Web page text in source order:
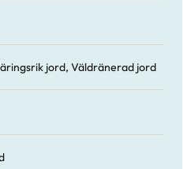
jord, Väldränerad jord